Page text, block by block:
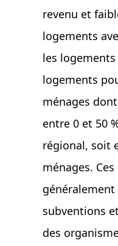
revenu et
logements
les
logements
ménages
entre 0 et 50
régional, soit
ménages.
généralement
subventions
des